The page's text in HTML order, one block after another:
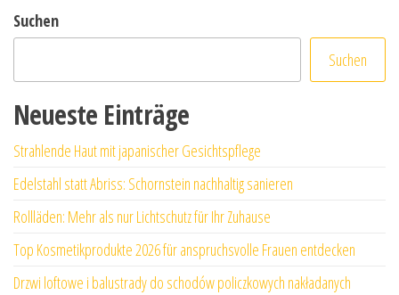
Suchen
Suchen
Neueste Einträge
Strahlende Haut mit japanischer Gesichtspflege
Edelstahl statt Abriss: Schornstein nachhaltig sanieren
Rollläden: Mehr als nur Lichtschutz für Ihr Zuhause
Top Kosmetikprodukte 2026 für anspruchsvolle Frauen entdecken
Drzwi loftowe i balustrady do schodów policzkowych nakładanych